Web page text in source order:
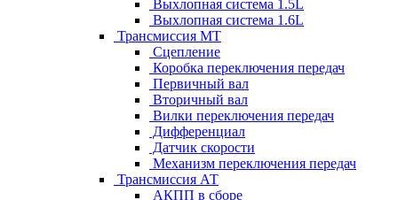
Выхлопная система 1.5L
Выхлопная система 1.6L
Трансмиссия МТ
Сцепление
Коробка переключения передач
Первичный вал
Вторичный вал
Вилки переключения передач
Дифференциал
Датчик скорости
Механизм переключения передач
Трансмиссия АТ
АКПП в сборе